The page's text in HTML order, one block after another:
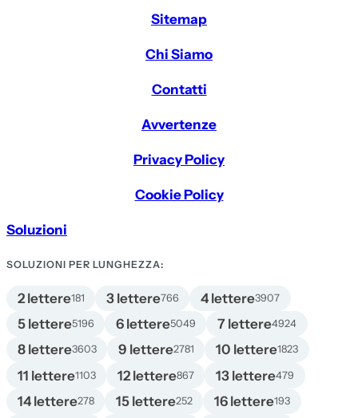
Sitemap
Chi Siamo
Contatti
Avvertenze
Privacy Policy
Cookie Policy
Soluzioni
SOLUZIONI PER LUNGHEZZA:
2 lettere181 3 lettere766 4 lettere3907
5 lettere5196 6 lettere5049 7 lettere4924
8 lettere3603 9 lettere2781 10 lettere1823
11 lettere1103 12 lettere867 13 lettere479
14 lettere278 15 lettere252 16 lettere193